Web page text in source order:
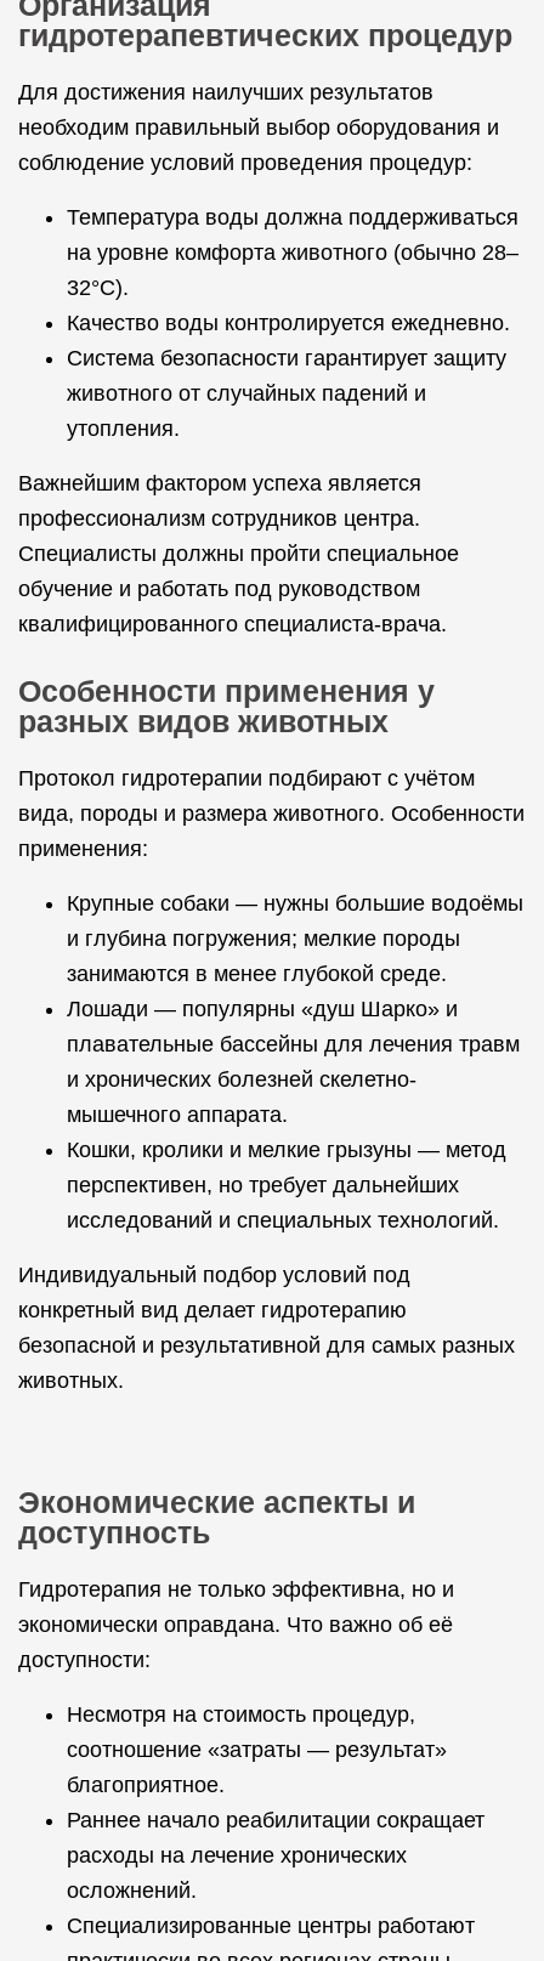
гидротерапевтических процедур
Для достижения наилучших результатов
необходим правильный выбор оборудования и
соблюдение условий проведения процедур:
Температура воды должна поддерживаться
на уровне комфорта животного (обычно 28–
32°C).
Качество воды контролируется ежедневно.
Система безопасности гарантирует защиту
животного от случайных падений и
утопления.
Важнейшим фактором успеха является
профессионализм сотрудников центра.
Специалисты должны пройти специальное
обучение и работать под руководством
квалифицированного специалиста-врача.
Особенности применения у
разных видов животных
Протокол гидротерапии подбирают с учётом
вида, породы и размера животного. Особенности
применения:
Крупные собаки — нужны большие водоёмы
и глубина погружения; мелкие породы
занимаются в менее глубокой среде.
Лошади — популярны «душ Шарко» и
плавательные бассейны для лечения травм
и хронических болезней скелетно-
мышечного аппарата.
Кошки, кролики и мелкие грызуны — метод
перспективен, но требует дальнейших
исследований и специальных технологий.
Индивидуальный подбор условий под
конкретный вид делает гидротерапию
безопасной и результативной для самых разных
животных.
Экономические аспекты и
доступность
Гидротерапия не только эффективна, но и
экономически оправдана. Что важно об её
доступности:
Несмотря на стоимость процедур,
соотношение «затраты — результат»
благоприятное.
Раннее начало реабилитации сокращает
расходы на лечение хронических
осложнений.
Специализированные центры работают